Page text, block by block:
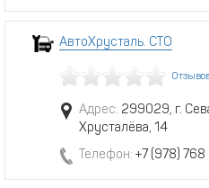
АвтоХрусталь. СТО
Адрес: 299029, г.
Хрусталёва, 14
Телефон: +7 (978) 768